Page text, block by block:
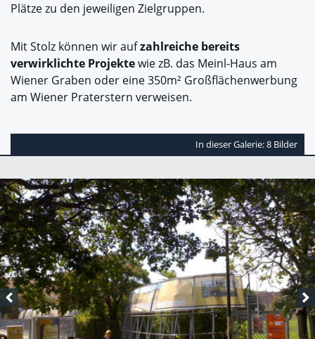
Plätze zu den jeweiligen Zielgruppen.
Mit Stolz können wir aufzahlreiche bereits
verwirklichte Projektewie zB. das Meinl-Haus am
Wiener Graben oder eine 350m² Großflächenwerbung
am Wiener Praterstern verweisen.
In dieser Galerie: 8 Bilder